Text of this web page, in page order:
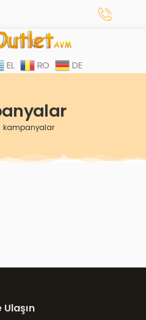
EL RO DE
kampanyalar
Ulaşın